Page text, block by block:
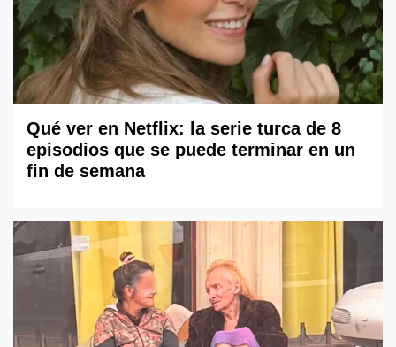
Qué ver en Netflix: la serie turca de 8
episodios que se puede terminar en un
fin de semana